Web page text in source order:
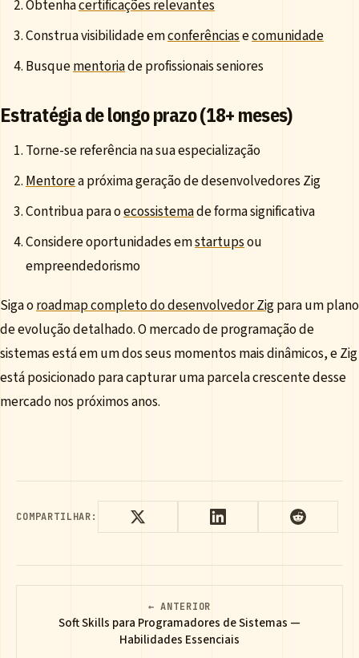
Obtenhacertificações relevantes
Construa visibilidade emconferênciasecomunidade
Busquementoriade profissionais seniores
Estratégia de longo prazo (18+ meses)
Torne-se referência na sua especialização
Mentorea próxima geração de desenvolvedores Zig
Contribua para oecossistemade forma significativa
Considere oportunidades emstartupsou
empreendedorismo
Siga oroadmap completo do desenvolvedor Zigpara um plano
de evolução detalhado. O mercado de programação de
sistemas está em um dos seus momentos mais dinâmicos, e Zig
está posicionado para capturar uma parcela crescente desse
mercado nos próximos anos.
COMPARTILHAR:
← ANTERIOR
Soft Skills para Programadores de Sistemas —
Habilidades Essenciais